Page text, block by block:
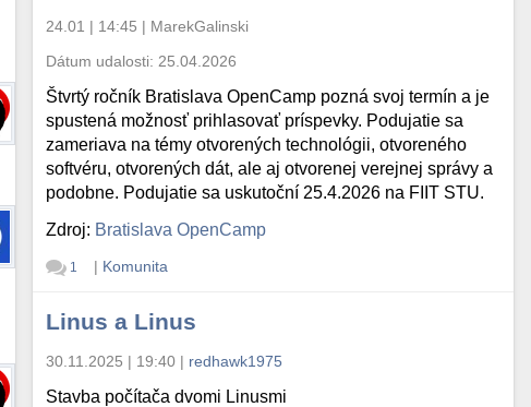
24.01 | 14:45 | MarekGalinski
Dátum udalosti: 25.04.2026
Štvrtý ročník Bratislava OpenCamp pozná svoj termín a je
spustená možnosť prihlasovať príspevky. Podujatie sa
zameriava na témy otvorených technológii, otvoreného
softvéru, otvorených dát, ale aj otvorenej verejnej správy a
podobne. Podujatie sa uskutoční 25.4.2026 na FIIT STU.
Zdroj: Bratislava OpenCamp
1 | Komunita
Linus a Linus
30.11.2025 | 19:40 | redhawk1975
Stavba počítača dvomi Linusmi